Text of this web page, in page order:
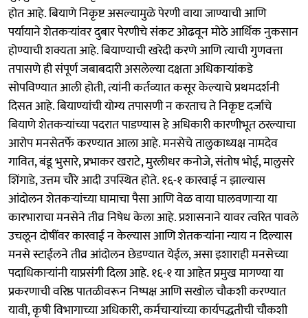
होत आहे. बियाणे निकृष्ट असल्यामुळे पेरणी वाया जाण्याची आणि
पर्यायाने शेतकऱ्यांवर दुबार पेरणीचे संकट ओढवून मोठे आर्थिक नुकसान
होण्याची शक्यता आहे. बियाण्याची खरेदी करणे आणि त्याची गुणवत्ता
तपासणे ही संपूर्ण जबाबदारी असलेल्या दक्षता अधिकाऱ्यांकडे
सोपविण्यात आली होती, त्यांनी कर्तव्यात कसूर केल्याचे प्रथमदर्शनी
दिसत आहे. बियाण्यांची योग्य तपासणी न करताच ते निकृष्ट दर्जाचे
बियाणे शेतकऱ्यांच्या पदरात पाडण्यास हे अधिकारी कारणीभूत ठरल्याचा
आरोप मनसेतर्फे करण्यात आला आहे. मनसेचे तालुकाध्यक्ष नामदेव
गावित, बंडू भुसारे, प्रभाकर खराटे, मुरलीधर कनोजे, संतोष भोई, मालुसरे
शिंगाडे, उत्तम चौरे आदी उपस्थित होते. १६-१ कारवाई न झाल्यास
आंदोलन शेतकऱ्यांच्या घामाचा पैसा आणि वेळ वाया घालवणाऱ्या या
कारभाराचा मनसेने तीव्र निषेध केला आहे. प्रशासनाने यावर त्वरित पावले
उचलून दोषींवर कारवाई न केल्यास आणि शेतकऱ्यांना न्याय न दिल्यास
मनसे स्टाईलने तीव्र आंदोलन छेडण्यात येईल, असा इशाराही मनसेच्या
पदाधिकाऱ्यांनी याप्रसंगी दिला आहे. १६-१ या आहेत प्रमुख मागण्या या
प्रकरणाची वरिष्ठ पातळीवरून निष्पक्ष आणि सखोल चौकशी करण्यात
यावी, कृषी विभागाच्या अधिकारी, कर्मचाऱ्यांच्या कार्यपद्धतीची चौकशी